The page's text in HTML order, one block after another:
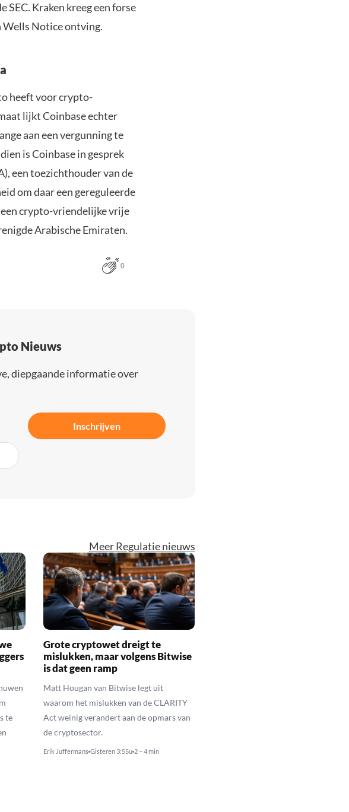
SEC. Kraken kreeg een forse
Wells Notice ontving.
heeft voor crypto-
lijkt Coinbase echter
aan een vergunning te
is Coinbase in gesprek
een toezichthouder van de
om daar een gereguleerde
crypto-vriendelijke vrije
Arabische Emiraten.
0
Nieuws
diepgaande informatie over
Inschrijven
Meer Regulatie nieuws
te
Grote cryptowet dreigt te
mislukken, maar volgens Bitwise
is dat geen ramp
Matt Hougan van Bitwise legt uit
waarom het mislukken van de CLARITY
Act weinig verandert aan de opmars van
de cryptosector.
Erik Juffermans Gisteren 3:55u 2 – 4 min